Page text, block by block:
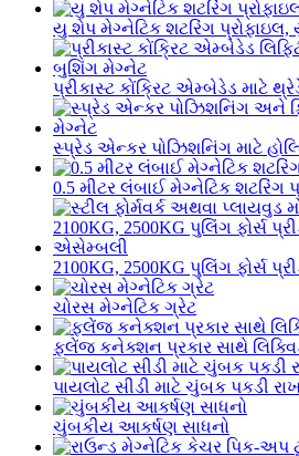
યુ શેપ મેગ્નેટિક શટરિંગ પ્રોફાઇલ,
પ્રીકાસ્ટ કોંક્રિટ એમ્બેડેડ માટે
સ્પ્રેડ એન્કર પોઝિશનિંગ માટે
0.5 મીટર લંબાઈ મેગ્નેટિક શટરિંગ
2100KG, 2500KG પુલિંગ ફોર્સ
ચોરસ મેગ્નેટિક ગ્રેટ
ફ્લેંજ કનેક્શન પ્રકાર સાથે
પાયલોટ સીડી માટે ચુંબક પકડી
ચુંબકીય આકર્ષણ સાધનો